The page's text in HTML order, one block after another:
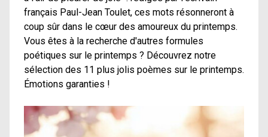
français Paul-Jean Toulet, ces mots résonneront à
coup sûr dans le cœur des amoureux du printemps.
Vous êtes à la recherche d'autres formules
poétiques sur le printemps ? Découvrez notre
sélection des 11 plus jolis poèmes sur le printemps.
Émotions garanties !